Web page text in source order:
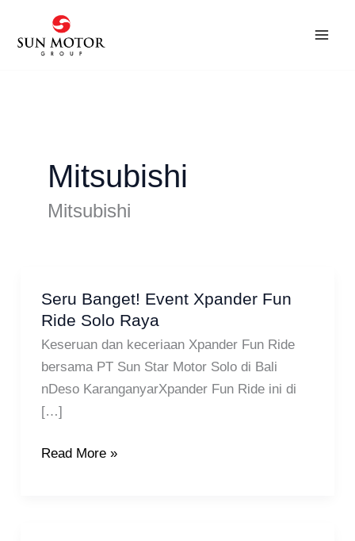
content
Mitsubishi
Mitsubishi
Seru Banget! Event Xpander Fun
Ride Solo Raya
Keseruan dan keceriaan Xpander Fun Ride
bersama PT Sun Star Motor Solo di Bali
nDeso KaranganyarXpander Fun Ride ini di
[…]
Seru
Banget!
Event
Xpander
Fun
Ride
Raya
Read More »